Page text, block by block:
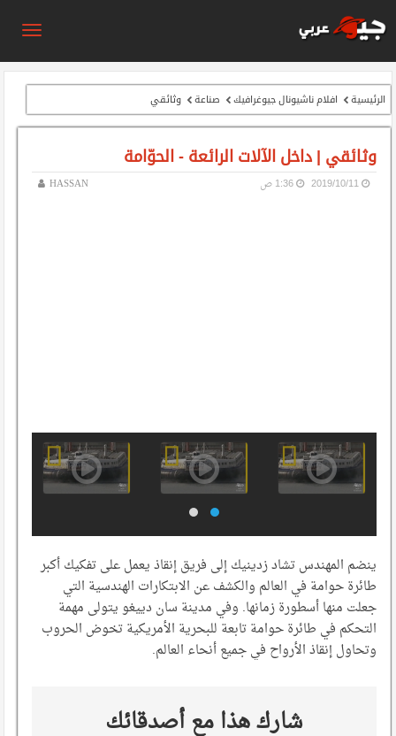
الرئيسية افلام ناشيونال جيوغرافيك صناعة وثائقي
وثائقي | داخل الآلات الرائعة - الحوّامة
HASSAN 11‏/10‏/2019 1:36 ص
ينضم المهندس تشاد زدينيك إلى فريق إنقاذ يعمل على تفكيك أكبر
طائرة حوامة في العالم والكشف عن الابتكارات الهندسية التي
جعلت منها أسطورة زمانها. وفي مدينة سان دييغو يتولى مهمة
التحكم في طائرة حوامة تابعة للبحرية الأمريكية تخوض الحروب
وتحاول إنقاذ الأرواح في جميع أنحاء العالم.
شارك هذا مع أصدقائك